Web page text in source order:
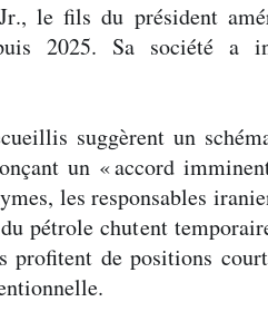
le fils du président
2025. Sa société a
suggèrent un
un «accord
les responsables
pétrole chutent
profitent de positions